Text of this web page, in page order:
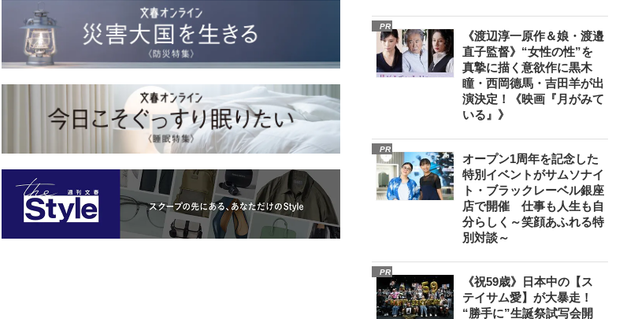
PR
《渡辺淳一原作＆娘・渡邉
直子監督》“女性の性”を
真摯に描く意欲作に黒木
瞳・西岡德馬・吉田羊が出
演決定！《映画『月がみて
いる』》
PR
オープン1周年を記念した
特別イベントがサムソナイ
ト・ブラックレーベル銀座
店で開催 仕事も人生も自
分らしく～笑顔あふれる特
別対談～
PR
《祝59歳》日本中の【ス
テイサム愛】が大暴走！
“勝手に”生誕祭試写会開